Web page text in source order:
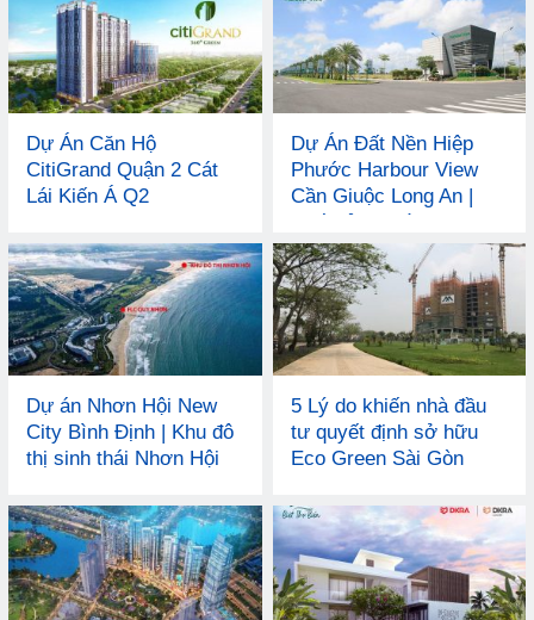
Dự Án Căn Hộ
CitiGrand Quận 2 Cát
Lái Kiến Á Q2
Dự Án Đất Nền Hiệp
Phước Harbour View
Cần Giuộc Long An |
Phố Cảng Phồn Vinh
Dự án Nhơn Hội New
City Bình Định | Khu đô
thị sinh thái Nhơn Hội
5 Lý do khiến nhà đầu
tư quyết định sở hữu
Eco Green Sài Gòn